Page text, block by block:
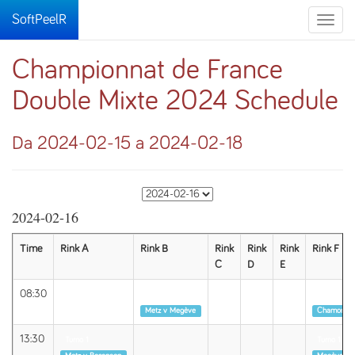
Toggle
SoftPeelR
Championnat de France
Double Mixte 2024 Schedule
Da 2024-02-15 a 2024-02-18
2024-02-16
Time Rink A Rink B
Rink
C
Rink
D
Rink
E
Rink F
08:30
Metz v Megève
Chamonix
13:30